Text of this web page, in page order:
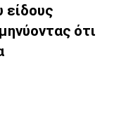
είδους
ότι